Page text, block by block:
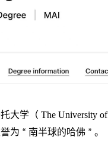
大学（ The University
为 “ 南半球的哈佛 ” 。